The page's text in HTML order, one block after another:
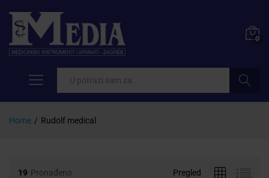
0
Home / Rudolf medical
19 Pronađeno Pregled